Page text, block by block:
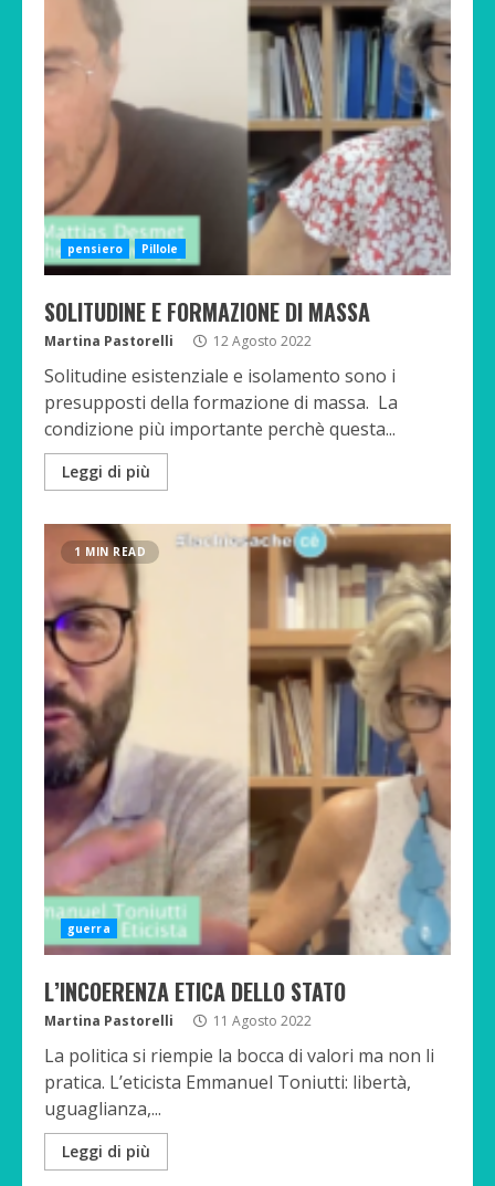
pensiero Pillole
SOLITUDINE E FORMAZIONE DI MASSA
Martina Pastorelli 12 Agosto 2022
Solitudine esistenziale e isolamento sono i
presupposti della formazione di massa. La
condizione più importante perchè questa...
Leggi di più
1 MIN READ
guerra
L’INCOERENZA ETICA DELLO STATO
Martina Pastorelli 11 Agosto 2022
La politica si riempie la bocca di valori ma non li
pratica. L’eticista Emmanuel Toniutti: libertà,
uguaglianza,...
Leggi di più